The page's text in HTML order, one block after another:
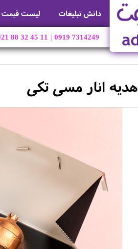
دانش تبلیغات لیست قیمت
88 32 45 11 | 0919 7314249
هدیه انار مسی تکی